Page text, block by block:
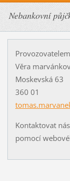
Nebankovní
Věra
Moskevská 63
360 01
Kontaktovat
pomocí